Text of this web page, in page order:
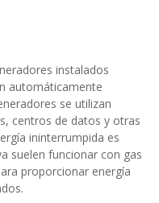
instalados
automáticamente
se utilizan
centros de datos y otras
ininterrumpida es
suelen funcionar con gas
proporcionar energía